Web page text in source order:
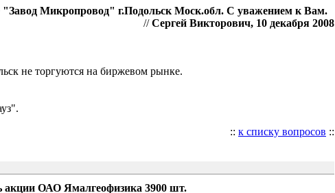
Микропровод" г.Подольск Моск.обл. С уважением к Вам.
//Сергей Викторович, 10 декабря 2008
не торгуются на биржевом рынке.
:: к списку вопросов ::
акции ОАО Ямалгеофизика 3900 шт.